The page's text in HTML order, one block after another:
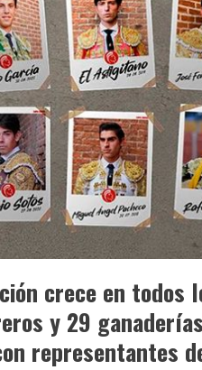
crece en todos
y 29
representantes